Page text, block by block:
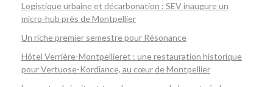
Logistique urbaine et décarbonation : SEV inaugure un
micro-hub près de Montpellier
Un riche premier semestre pour Résonance
Hôtel Verrière-Montpellieret : une restauration historique
pour Vertuose-Kordiance, au cœur de Montpellier